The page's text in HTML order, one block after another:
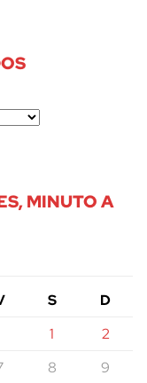
MINUTO A
S
D
1
2
8
9